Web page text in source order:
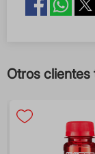
Otros